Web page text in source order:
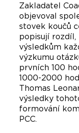
Zakladatel
objevoval
stovek koučů
popisují
výsledkům
výzkumu
prvních 100
1000-2000
Thomas
výsledky
formování
PCC.